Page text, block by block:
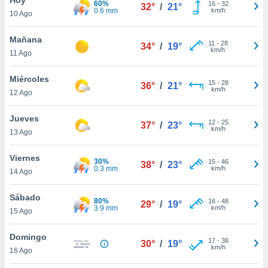
y
en
más
de
cookies
10 Ago
60%
0.6 mm
32° / 21° 16- 32
km/h
Mañana
11 Ago
34° / 19° 11 - 28
km/h
Miércoles
12 Ago
36° / 21° 15- 28
km/h
Jueves
13 Ago
37° / 23° 12- 25
km/h
Viernes
14 Ago
30%
0.3 mm
38° / 23° 15- 46
km/h
Sábado
15 Ago
80%
3.9 mm
29° / 19° 16- 48
km/h
Domingo
16 Ago
30° / 19° 17- 38
km/h